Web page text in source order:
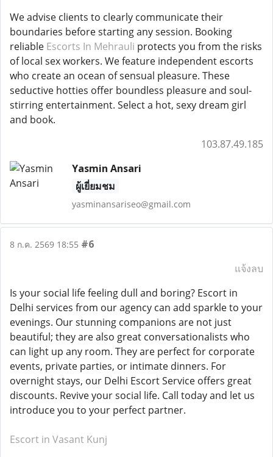
We advise clients to clearly communicate their
boundaries before starting any session. Booking
reliable Escorts In Mehrauli protects you from the risks
of local sex workers. We feature independent escorts
who create an ocean of sensual pleasure. These
seductive hotties offer boundless pleasure and soul-
stirring entertainment. Select a hot, sexy dream girl
and book.
103.87.49.185
Yasmin Ansari
ผู้เยี่ยมชม
yasminansariseo@gmail.com
8 ก.ค. 2569 18:55 #6
แจ้งลบ
Is your social life feeling dull and boring? Escort in
Delhi services from our agency can add sparkle to your
evenings. Our stunning companions are not just
beautiful; they are also great conversationalists who
can light up any room. They are perfect for corporate
events, private parties, or intimate dinners. For
overnight stays, our Delhi Escort Service offers great
discounts. Revive your social life. Call today and let us
introduce you to your perfect partner.
Escort in Vasant Kunj